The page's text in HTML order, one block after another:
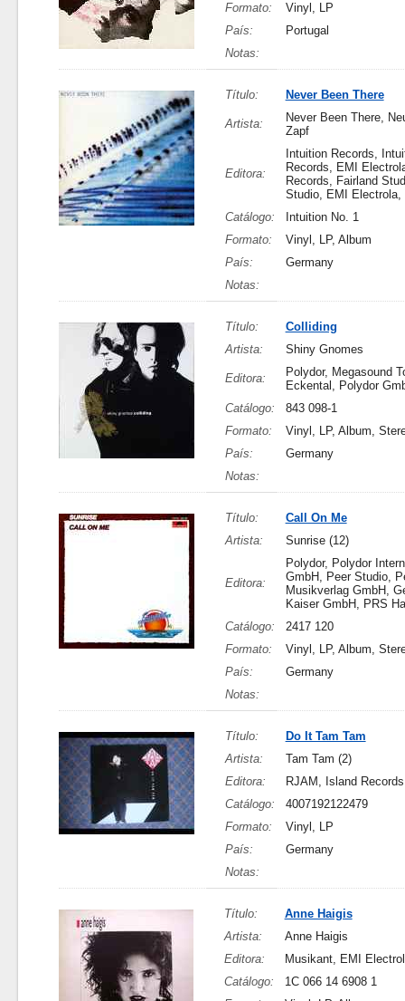
Formato:
Vinyl, LP
País:
Portugal
Notas:
Título: Never Been There
Artista:
Never Been There,
Zapf
Editora:
Intuition Records,
Records, EMI
Records, Fairland
Studio, EMI Electrola,
Catálogo:
Intuition No. 1
Formato:
Vinyl, LP, Album
País:
Germany
Notas:
Título:
Colliding
Artista:
Shiny Gnomes
Editora:
Polydor, Megasound
Eckental, Polydor
Catálogo:
843 098-1
Formato:
Vinyl, LP, Album,
País:
Germany
Notas:
Título:
Call On Me
Artista:
Sunrise (12)
Editora:
Polydor, Polydor
GmbH, Peer Studio,
Musikverlag GmbH,
Kaiser GmbH, PRS
Catálogo:
2417 120
Formato:
Vinyl, LP, Album,
País:
Germany
Notas:
Título:
Do It Tam Tam
Artista:
Tam Tam (2)
Editora:
RJAM, Island Records
Catálogo:
4007192122479
Formato:
Vinyl, LP
País:
Germany
Notas:
Título:
Anne Haigis
Artista:
Anne Haigis
Editora:
Musikant, EMI
Catálogo:
1C 066 14 6908 1